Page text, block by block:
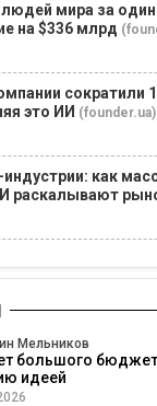
мира за
на $336 млрд
сократили
это ИИ (founder.ua)
индустрии: как
раскалывают
Мельников
большого
идеей